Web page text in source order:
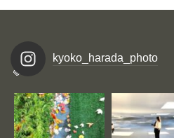
kyoko_harada_photo